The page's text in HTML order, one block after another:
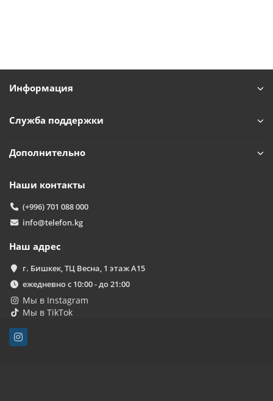
Информация
Служба поддержки
Дополнительно
Наши контакты
(+996) 701 088 000
info@telefon.kg
Наш адрес
г. Бишкек, ТЦ Весна, 1 этаж А15
ежедневно с 10:00 - до 21:00
Мы в Instagram
Мы в TikTok